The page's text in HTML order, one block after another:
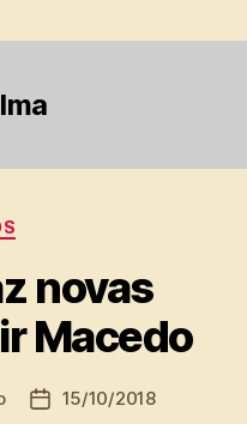
novas
Macedo
Data15/10/2018